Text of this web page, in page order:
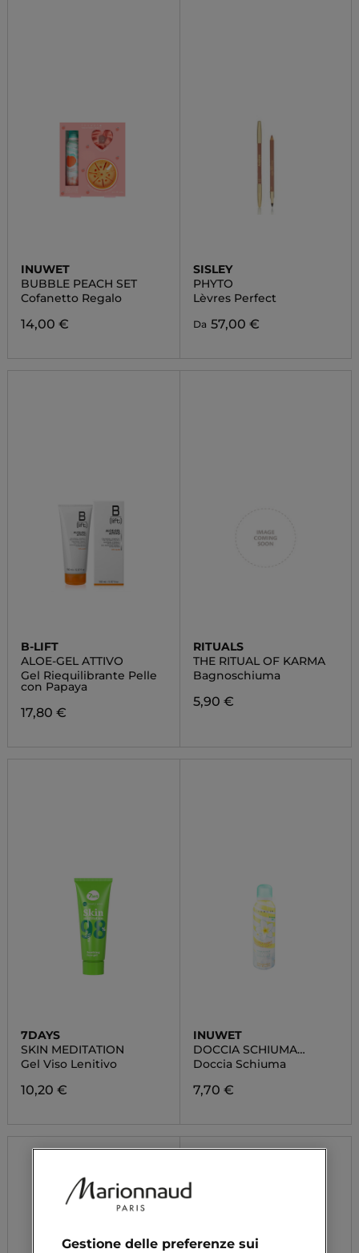
INUWET
BUBBLE PEACH SET
Cofanetto Regalo
14,00 €
SISLEY
PHYTO
Lèvres Perfect
Da 57,00 €
B-LIFT
ALOE-GEL ATTIVO
Gel Riequilibrante Pelle
con Papaya
17,80 €
RITUALS
THE RITUAL OF KARMA
Bagnoschiuma
5,90 €
7DAYS
SKIN MEDITATION
Gel Viso Lenitivo
10,20 €
INUWET
DOCCIA SCHIUMA
VANIGLIA
Doccia Schiuma
7,70 €
Gestione delle preferenze sui